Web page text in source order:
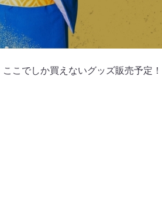
こでしか買えないグッズ販売予定